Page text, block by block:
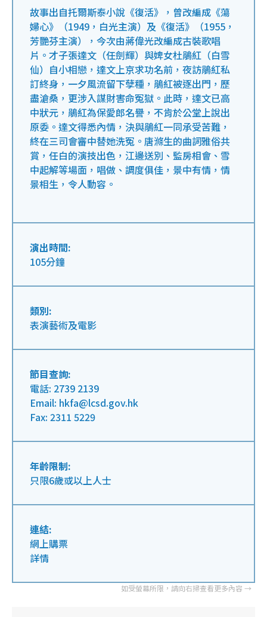
故事出自托爾斯泰小說《復活》，曾改編成《蕩
婦心》（1949，白光主演）及《復活》（1955，
芳艷芬主演），今次由蔣偉光改編成古裝歌唱
片。才子張達文（任劍輝）與婢女杜鵑紅（白雪
仙）自小相戀，達文上京求功名前，夜訪鵑紅私
訂終身，一夕風流留下孽種，鵑紅被逐出門，歷
盡滄桑，更涉入謀財害命冤獄。此時，達文已高
中狀元，鵑紅為保愛郎名譽，不肯於公堂上說出
原委。達文得悉內情，決與鵑紅一同承受苦難，
終在三司會審中替她洗冤。唐滌生的曲詞雅俗共
賞，任白的演技出色，江邊送別、監房相會、雪
中起解等場面，唱做、調度俱佳，景中有情，情
景相生，令人動容。
演出時間:
105分鐘
類別:
表演藝術及電影
節目查詢:
電話: 2739 2139
Email: hkfa@lcsd.gov.hk
Fax: 2311 5229
年齡限制:
只限6歲或以上人士
連結:
網上購票
詳情